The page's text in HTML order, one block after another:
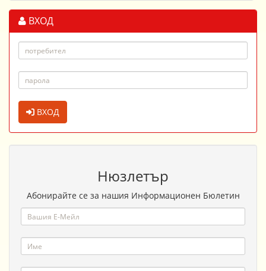
ВХОД
ВХОД
Нюзлетър
Абонирайте се за нашия Информационен Бюлетин